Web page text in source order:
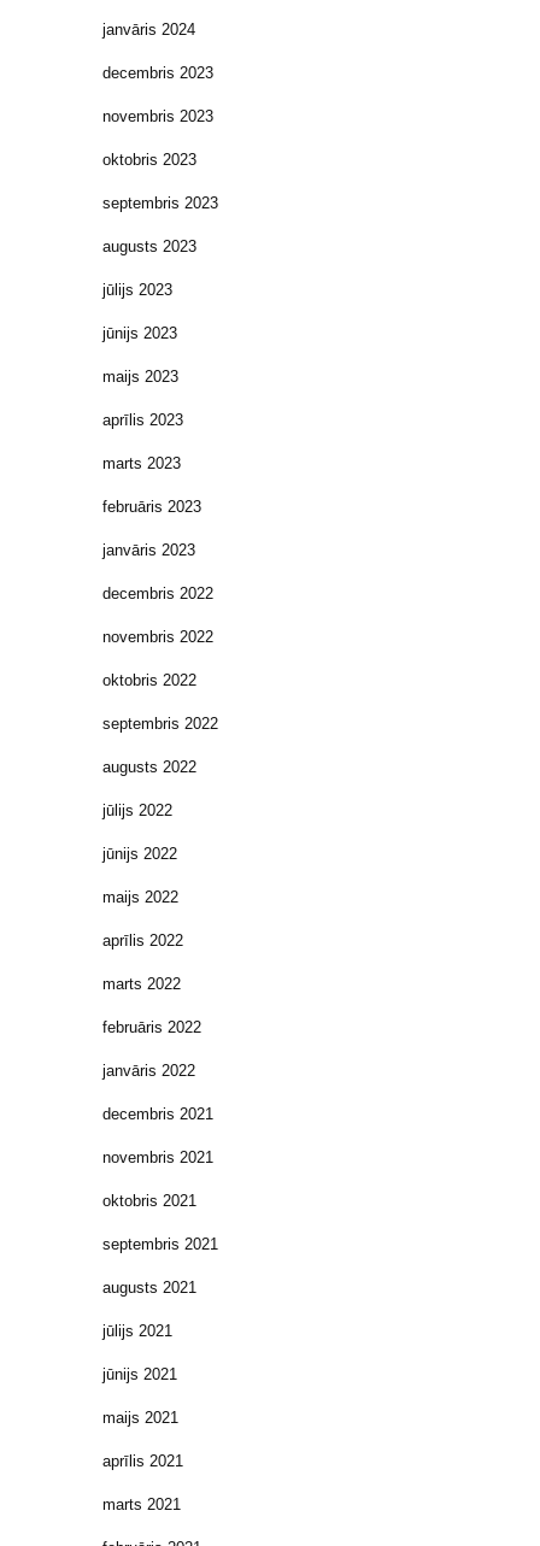
janvāris 2024
decembris 2023
novembris 2023
oktobris 2023
septembris 2023
augusts 2023
jūlijs 2023
jūnijs 2023
maijs 2023
aprīlis 2023
marts 2023
februāris 2023
janvāris 2023
decembris 2022
novembris 2022
oktobris 2022
septembris 2022
augusts 2022
jūlijs 2022
jūnijs 2022
maijs 2022
aprīlis 2022
marts 2022
februāris 2022
janvāris 2022
decembris 2021
novembris 2021
oktobris 2021
septembris 2021
augusts 2021
jūlijs 2021
jūnijs 2021
maijs 2021
aprīlis 2021
marts 2021